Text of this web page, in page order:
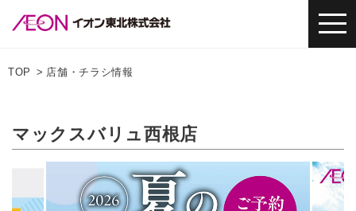
TOP 店舗・チラシ情報
マックスバリュ西根店